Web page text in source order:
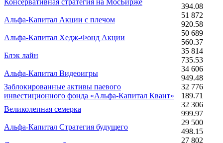
Консервативная стратегия на МосБирже
394.08
Альфа-Капитал Акции с плечом
51 872
920.58
Альфа-Капитал Хедж-Фонд Акции
50 689
560.37
Блэк лайн
35 814
735.53
Альфа-Капитал Видеоигры
34 606
949.48
Заблокированные активы паевого
инвестиционного фонда «Альфа-Капитал Квант»
32 776
189.71
Великолепная семерка
32 306
999.97
Альфа-Капитал Стратегия будущего
29 500
498.15
27 802